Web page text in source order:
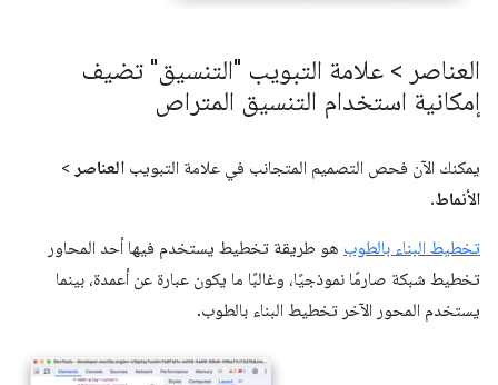
العناصر > علامة التبويب "التنسيق" تضيف
إمكانية استخدام التنسيق المتراص
يمكنك الآن فحص التصميم المتجانب في علامة التبويب العناصر >
الأنماط.
تخطيط البناء بالطوب هو طريقة تخطيط يستخدم فيها أحد المحاور
تخطيط شبكة صارمًا نموذجيًا، وغالبًا ما يكون عبارة عن أعمدة، بينما
يستخدم المحور الآخر تخطيط البناء بالطوب.